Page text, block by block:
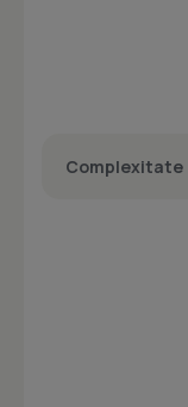
Complexitate